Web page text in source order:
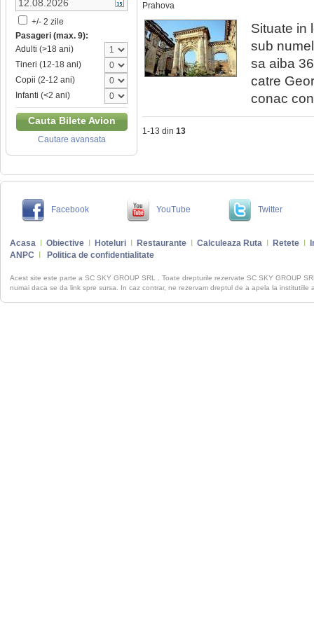
+/- 2 zile
Pasageri (max. 9):
Adulti (>18 ani)
Tineri (12-18 ani)
Copii (2-12 ani)
Infanti (<2 ani)
Cauta Bilete Avion
Cautare avansata
Prahova
Situate in
sub
sa aiba
catre
conac
1-13 din 13
Facebook YouTube Twitter
Acasa Obiective Hoteluri Restaurante Calculeaza Ruta Retete
ANPC
Politica de confidentialitate
Acest site este parte a SC SKY GROUP SRL . Toate drepturile rezervate SC SKY GROUP
numai daca se da link spre sursa. In caz contrar, ne rezervam dreptul de a apela la institutiile